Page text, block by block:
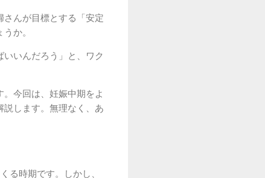
んが目標とする「安定
か。
いんだろう」と、ワク
今回は、妊娠中期をよ
説します。無理なく、あ
る時期です。しかし、